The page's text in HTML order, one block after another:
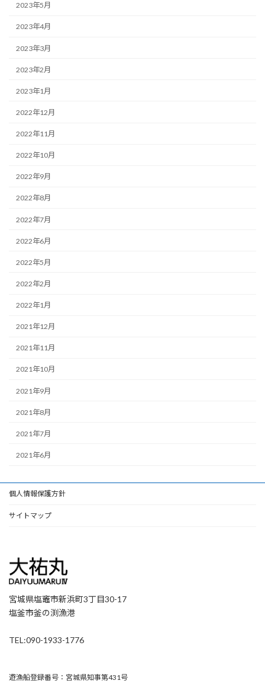
2023年5月
2023年4月
2023年3月
2023年2月
2023年1月
2022年12月
2022年11月
2022年10月
2022年9月
2022年8月
2022年7月
2022年6月
2022年5月
2022年2月
2022年1月
2021年12月
2021年11月
2021年10月
2021年9月
2021年8月
2021年7月
2021年6月
個人情報保護方針
サイトマップ
宮城県塩竈市新浜町3丁目30-17
塩釜市釜の渕漁港
TEL:090-1933-1776
遊漁船登録番号：宮城県知事第431号